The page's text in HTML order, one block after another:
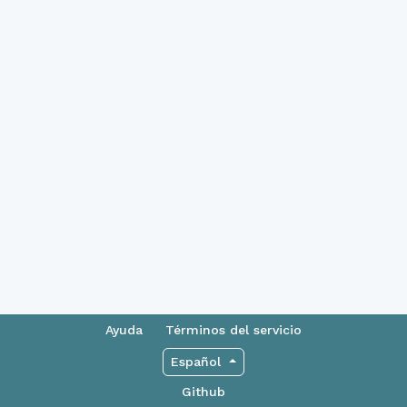
Ayuda Términos del servicio
Español
Github